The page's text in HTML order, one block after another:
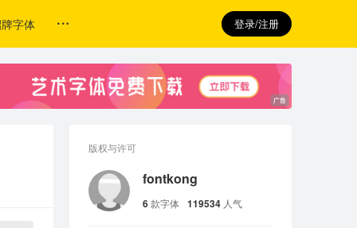
字体 登录/注册
版权与许可
fontkong
6款字体 119534 人气